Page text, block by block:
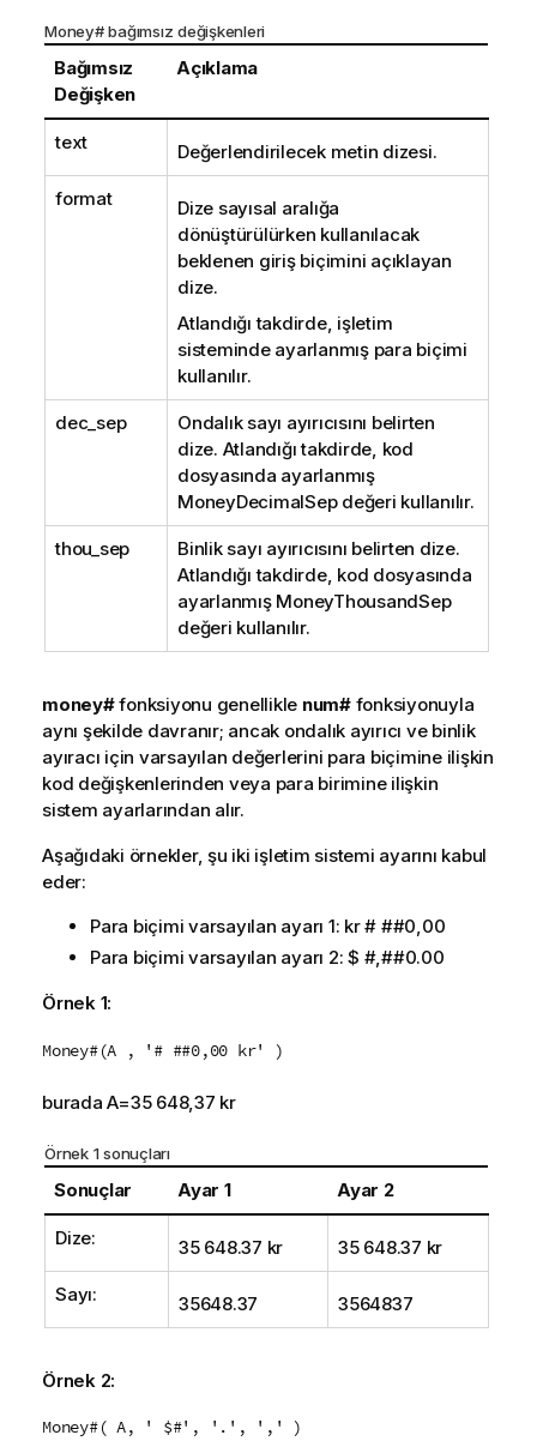
Money# bağımsız değişkenleri
Bağımsız
Değişken
Açıklama
text Değerlendirilecek metin dizesi.
format
Dize sayısal aralığa
dönüştürülürken kullanılacak
beklenen giriş biçimini açıklayan
dize.
Atlandığı takdirde, işletim
sisteminde ayarlanmış para biçimi
kullanılır.
dec_sep
Ondalık sayı ayırıcısını belirten
dize. Atlandığı takdirde, kod
dosyasında ayarlanmış
MoneyDecimalSep değeri kullanılır.
thou_sep
Binlik sayı ayırıcısını belirten dize.
Atlandığı takdirde, kod dosyasında
ayarlanmış MoneyThousandSep
değeri kullanılır.
money#fonksiyonu genellikle num#fonksiyonuyla
aynı şekilde davranır; ancak ondalık ayırıcı ve binlik
ayıracı için varsayılan değerlerini para biçimine ilişkin
kod değişkenlerinden veya para birimine ilişkin
sistem ayarlarından alır.
Aşağıdaki örnekler, şu iki işletim sistemi ayarını kabul
eder:
Para biçimi varsayılan ayarı 1: kr # ##0,00
Para biçimi varsayılan ayarı 2: $ #,##0.00
Örnek 1:
Money#(A , '# ##0,00 kr' )
burada A=35 648,37 kr
Örnek 1 sonuçları
Sonuçlar Ayar 1 Ayar 2
Dize: 35 648.37 kr 35 648.37 kr
Sayı: 35648.37 3564837
Örnek 2:
Money#( A, ' $#', '.', ',' )